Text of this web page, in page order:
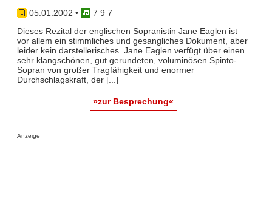
05.01.2002 •
7 9 7
Dieses Rezital der englischen Sopranistin Jane Eaglen ist
vor allem ein stimmliches und gesangliches Dokument, aber
leider kein darstellerisches. Jane Eaglen verfügt über einen
sehr klangschönen, gut gerundeten, voluminösen Spinto-
Sopran von großer Tragfähigkeit und enormer
Durchschlagskraft, der [...]
»zur Besprechung«
Anzeige